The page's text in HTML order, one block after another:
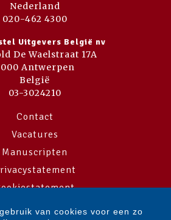
Nederland
020-462 4300
Uitgevers België nv
De Waelstraat 17A
Antwerpen
België
03-3024210
Contact
Vacatures
Manuscripten
instellingen
van cookies voor een zo